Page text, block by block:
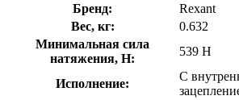
Бренд:
Rexant
Вес, кг:
0.632
Минимальная сила
натяжения, Н:
539 Н
Исполнение:
С